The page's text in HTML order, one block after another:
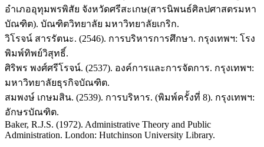
อำเภออุทุมพรพิสัย จังหวัดศรีสะเกษ(สารนิพนธ์ศิลปศาสตรมหา
บัณฑิต). บัณฑิตวิทยาลัย มหาวิทยาลัยเกริก.
วิโรจน์ สารรัตนะ. (2546). การบริหารการศึกษา. กรุงเทพฯ: โรง
พิมพ์ทิพย์วิสุทธิ์.
ศิริพร พงศ์ศรีโรจน์. (2537). องค์การและการจัดการ. กรุงเทพฯ:
มหาวิทยาลัยธุรกิจบัณฑิต.
สมพงษ์ เกษมสิน. (2539). การบริหาร. (พิมพ์ครั้งที่ 8). กรุงเทพฯ:
อักษรบัณฑิต.
Baker, R.J.S. (1972). Administrative Theory and Public
Administration. London: Hutchinson University Library.